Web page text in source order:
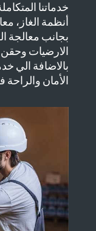
خدماتنا
أنظمة الغاز،
بجانب معالجة
الارضيات
بالاضافة الي
الأمان